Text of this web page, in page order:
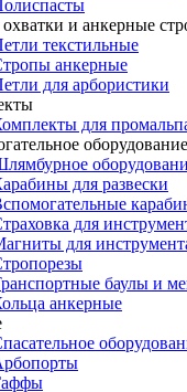
и анкерные
текстильные
анкерные
для арбористики
для
оборудование
для развески
для
для
баулы и
анкерные